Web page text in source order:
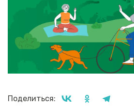
Поделиться: